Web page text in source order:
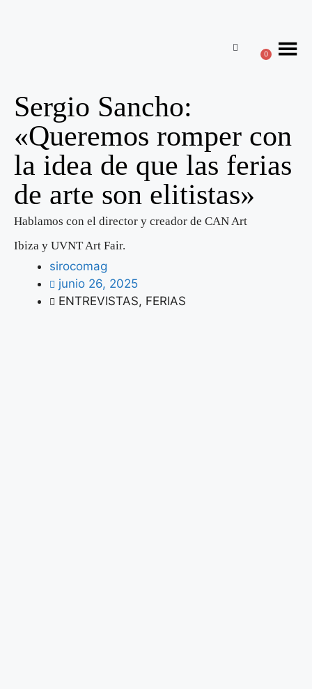
0
Sergio Sancho:
«Queremos romper con
la idea de que las ferias
de arte son elitistas»
Hablamos con el director y creador de CAN Art
Ibiza y UVNT Art Fair.
sirocomag
junio 26, 2025
ENTREVISTAS, FERIAS